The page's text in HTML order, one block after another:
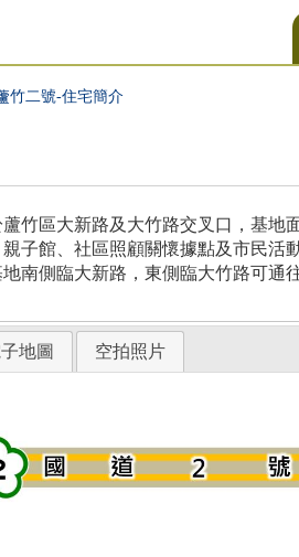
竹二號-住宅簡介
竹區大新路及大竹路交叉口，基
子館、社區照顧關懷據點及市民活
南側臨大新路，東側臨大竹路可
地圖 空拍照片